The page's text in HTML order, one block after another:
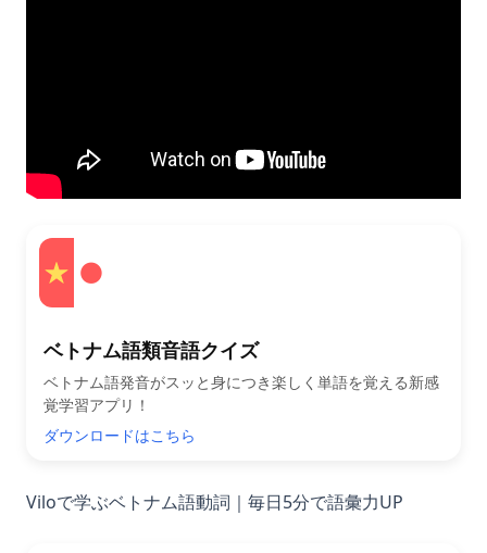
ベトナム語類音語クイズ
ベトナム語発音がスッと身につき楽しく単語を覚える新感
覚学習アプリ！
ダウンロードはこちら
Viloで学ぶベトナム語動詞｜毎日5分で語彙力UP